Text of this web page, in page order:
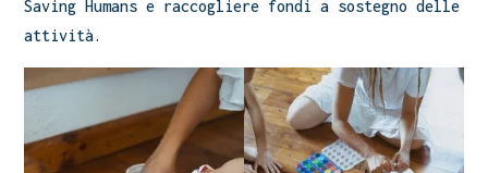
Saving Humans e raccogliere fondi a sostegno delle
attività.